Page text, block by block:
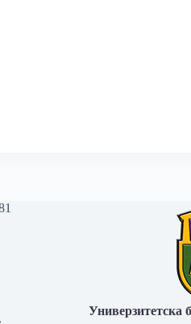
Универзитетска